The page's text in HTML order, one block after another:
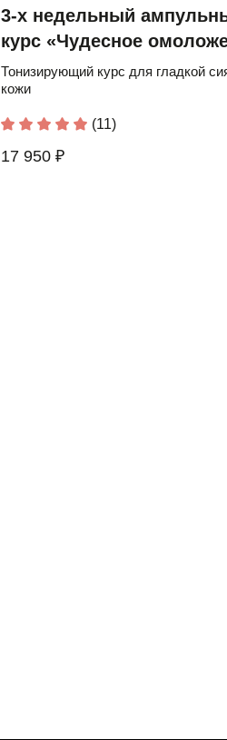
3-х недельный
курс «Чудесное
Тонизирующий курс для гладкой
кожи
(11)
17 950 ₽